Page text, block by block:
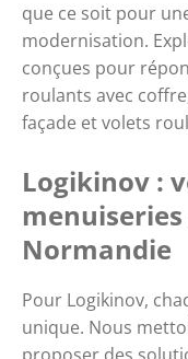
que ce soit pour
modernisation.
conçues pour
roulants avec
façade et volets
Logikinov :
Normandie
Pour Logikinov,
unique. Nous